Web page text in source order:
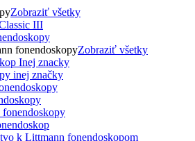
Zobraziť všetky
fonendoskopyZobraziť všetky
inej značky